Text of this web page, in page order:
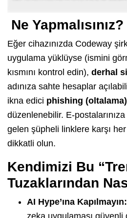
Ne Yapmalısınız?
Eğer cihazınızda Codeway
uygulama yüklüyse (ismini
kısmını kontrol edin), derhal
adınıza sahte hesaplar
ikna edici phishing (oltalama)
düzenlenebilir. E-
gelen şüpheli linklere karşı
dikkatli olun.
Kendimizi Bu
Tuzaklarından
AI Hype’ına Kapılmayın:
zeka uygulaması